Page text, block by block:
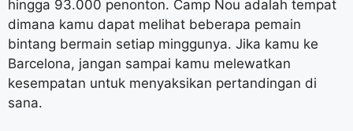
hingga 93.000 penonton. Camp Nou adalah tempat
dimana kamu dapat melihat beberapa pemain
bintang bermain setiap minggunya. Jika kamu ke
Barcelona, jangan sampai kamu melewatkan
kesempatan untuk menyaksikan pertandingan di
sana.